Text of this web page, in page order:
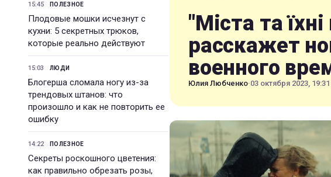
15:45 ПОЛЕЗНОЕ
Плодовые мошки исчезнут с
кухни: 5 секретных трюков,
которые реально действуют
15:03 ЛЮДИ
Блогерша сломала ногу из-за
трендовых штанов: что
произошло и как не повторить ее
ошибку
14:22 ПОЛЕЗНОЕ
Секреты роскошного цветения:
как правильно обрезать розы,
"Міста та
расскажет
военного
Юлия Любченко·03 октября 2023, 19:31